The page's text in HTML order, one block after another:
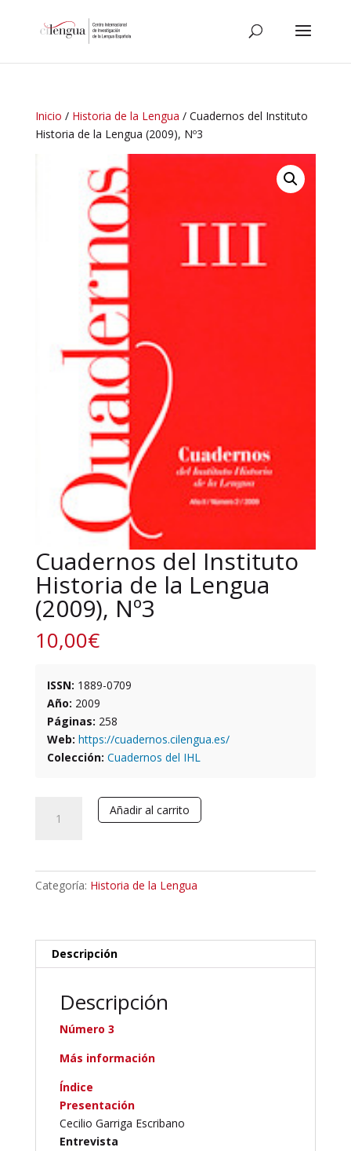
Inicio / Historia de la Lengua / Cuadernos del Instituto
Historia de la Lengua (2009), Nº3
Cuadernos del Instituto
Historia de la Lengua
(2009), Nº3
10,00€
ISSN: 1889-0709
Año: 2009
Páginas: 258
Web: https://cuadernos.cilengua.es/
Colección: Cuadernos del IHL
Nº3
cantidad
Añadir al carrito
Categoría: Historia de la Lengua
Descripción
Descripción
Número 3
Más información
Índice
Presentación
Cecilio Garriga Escribano
Entrevista